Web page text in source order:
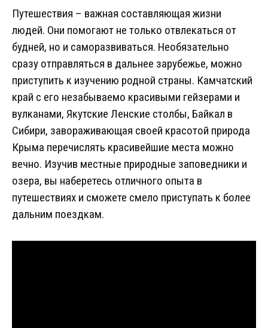
Путешествия – важная составляющая жизни
людей. Они помогают не только отвлекаться от
будней, но и саморазвиваться. Необязательно
сразу отправляться в дальнее зарубежье, можно
приступить к изучению родной страны. Камчатский
край с его незабываемо красивыми гейзерами и
вулканами, Якутские Ленские столбы, Байкал в
Сибири, завораживающая своей красотой природа
Крыма перечислять красивейшие места можно
вечно. Изучив местные природные заповедники и
озера, вы наберетесь отличного опыта в
путешествиях и сможете смело приступать к более
дальним поездкам.